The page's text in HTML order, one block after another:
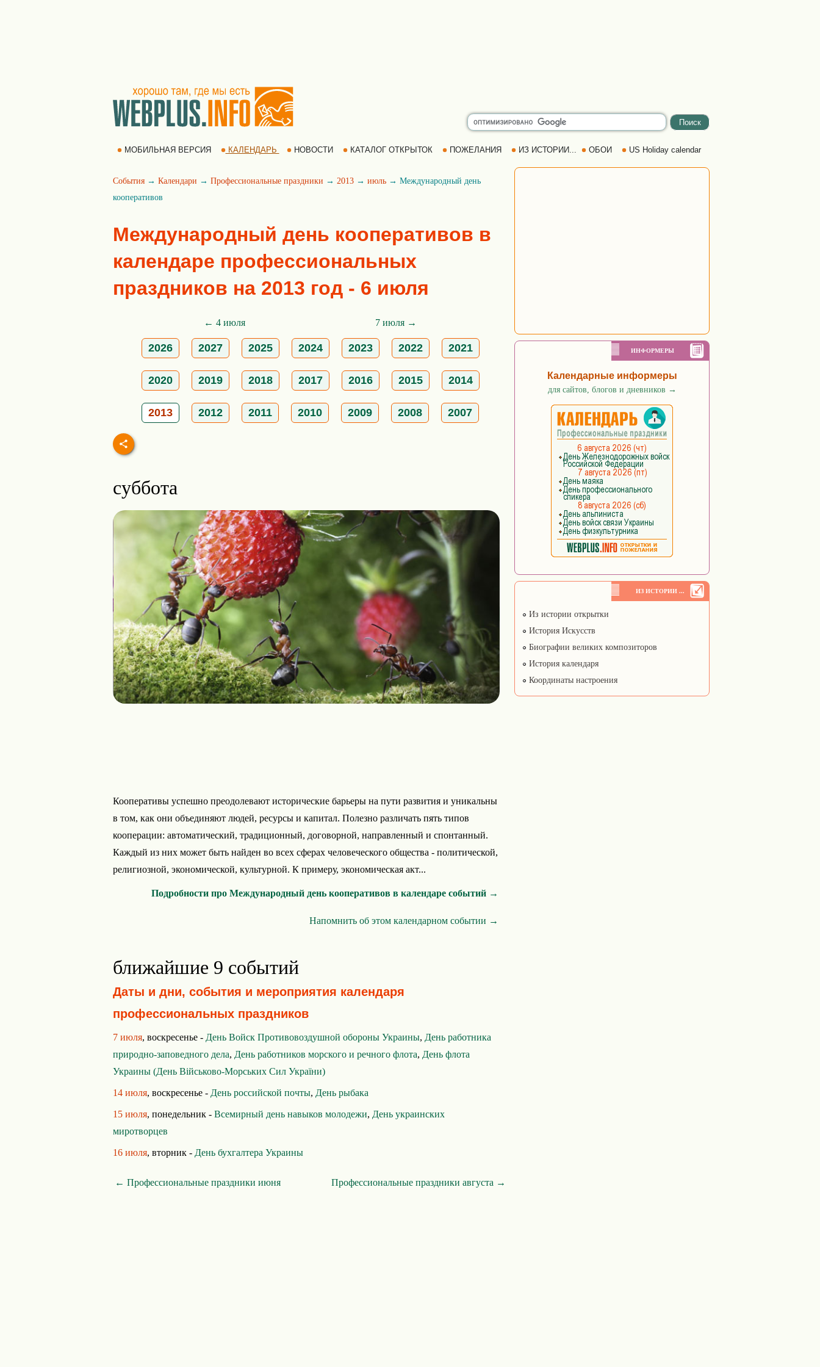
МОБИЛЬНАЯ ВЕРСИЯ КАЛЕНДАРЬ НОВОСТИ КАТАЛОГ ОТКРЫТОК ПОЖЕЛАНИЯ ИЗ ИСТОРИИ... ОБОИ US Holiday calendar
События → Календари → Профессиональные праздники → 2013 → июль → Международный день
кооперативов
Международный день кооперативов в
календаре профессиональных
праздников на 2013 год - 6 июля
← 4 июля 7 июля →
2026 2027 2025 2024 2023 2022 2021
2020 2019 2018 2017 2016 2015 2014
2013 2012 2011 2010 2009 2008 2007
суббота
Кооперативы успешно преодолевают исторические барьеры на пути развития и уникальны
в том, как они объединяют людей, ресурсы и капитал. Полезно различать пять типов
кооперации: автоматический, традиционный, договорной, направленный и спонтанный.
Каждый из них может быть найден во всех сферах человеческого общества - политической,
религиозной, экономической, культурной. К примеру, экономическая акт...
Подробности про Международный день кооперативов в календаре событий →
Напомнить об этом календарном событии →
ближайшие 9 событий
Даты и дни, события и мероприятия календаря
профессиональных праздников
7 июля, воскресенье - День Войск Противовоздушной обороны Украины, День работника
природно-заповедного дела, День работников морского и речного флота, День флота
Украины (День Військово-Морських Сил України)
14 июля, воскресенье - День российской почты, День рыбака
15 июля, понедельник - Всемирный день навыков молодежи, День украинских
миротворцев
16 июля, вторник - День бухгалтера Украины
← Профессиональные праздники июня Профессиональные праздники августа →
ИНФОРМЕРЫ
Календарные информеры
для сайтов, блогов и дневников →
ИЗ ИСТОРИИ ...
Из истории открытки
История Искусств
Биографии великих композиторов
История календаря
Координаты настроения